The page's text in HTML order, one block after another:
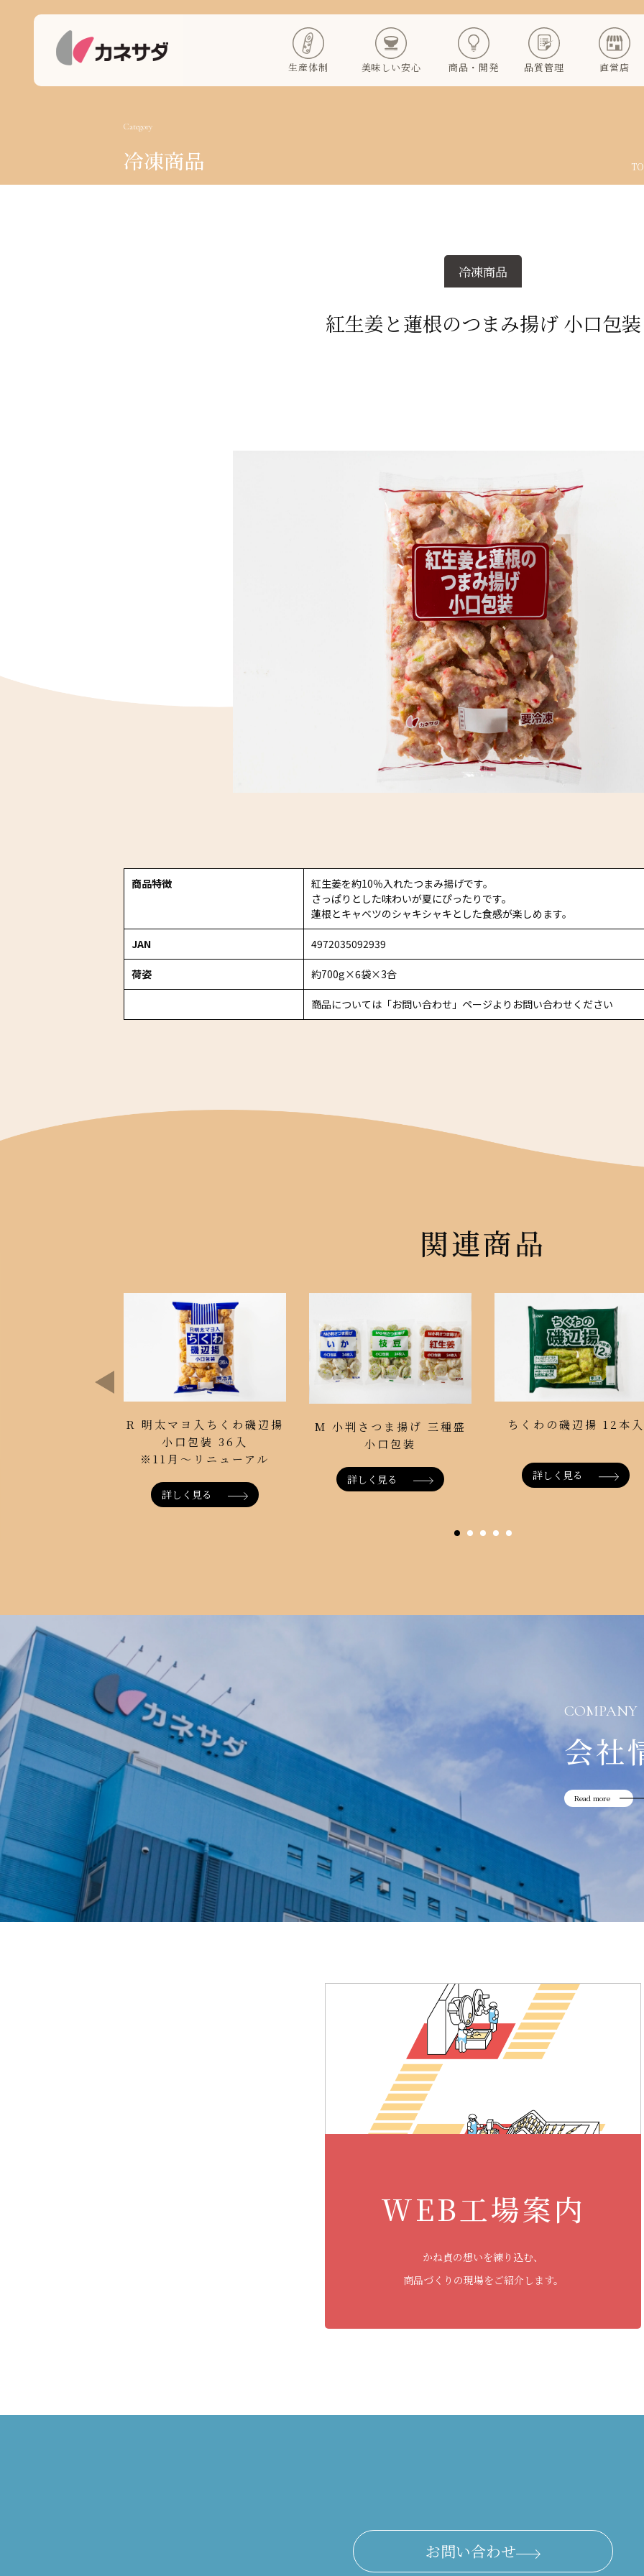
生産体制 美味しい安心 商品・開発 品質管理 直営店
Category
冷凍商品
冷凍商品
紅生姜と蓮根のつまみ揚げ 小口包装
商品特徴
紅生姜を約10％入れたつまみ揚げです。
さっぱりとした味わいが夏にぴったりです。
蓮根とキャベツのシャキシャキとした食感が楽しめます。
JAN 4972035092939
荷姿 約700g×6袋×3合
商品については「お問い合わせ」ページよりお問い合わせください
関連商品
R 明太マヨ入ちくわ磯辺揚
小口包装 36入
※11月～リニューアル
詳しく見る
M 小判さつま揚げ 三種盛
小口包装
詳しく見る
ちくわの磯辺揚 12本入
詳しく見る
COMPANY
会社
Read more
WEB工場案内
かね貞の想いを練り込む、
商品づくりの現場をご紹介します。
お問い合わせ